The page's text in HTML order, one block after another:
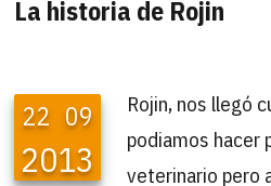
La historia de Rojin
22 09
2013
Rojin, nos llegó
podiamos hacer
veterinario pero